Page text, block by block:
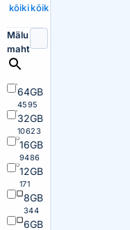
kõikikõik
Mälu
maht
64GB
4595
32GB
10623
16GB
9486
12GB
171
8GB
344
6GB